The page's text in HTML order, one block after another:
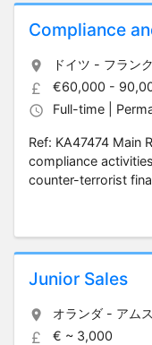
Compliance
ドイツ - フラン
€60,000 -
Full-time |
Ref: KA47474 Main
compliance
counter-terrorist
Junior Sales
オランダ - アム
€ ~ 3,000